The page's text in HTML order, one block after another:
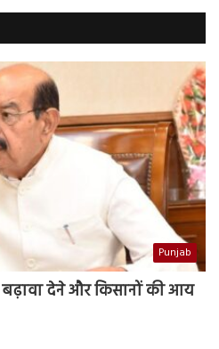
Punjab
देने और किसानों की आय